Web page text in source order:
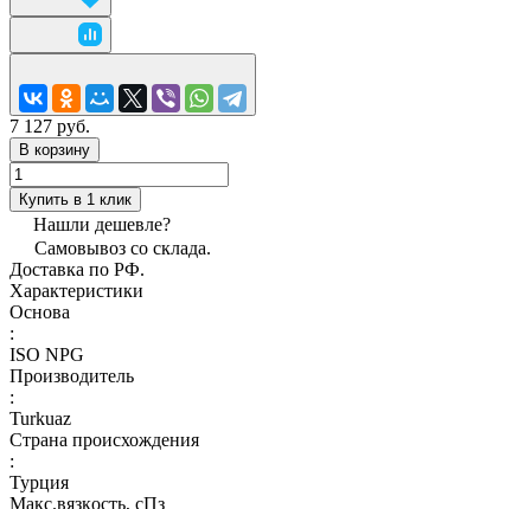
7 127 руб.
В корзину
Купить в 1 клик
Нашли дешевле?
Самовывоз со склада.
Доставка по РФ.
Характеристики
Основа
:
ISO NPG
Производитель
:
Turkuaz
Страна происхождения
:
Турция
Макс.вязкoсть, сПз